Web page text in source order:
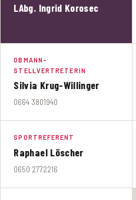
LAbg. Ingrid Korosec
OBMANN-
STELLVERTRETERIN
Silvia Krug-Willinger
0664 3801940
SPORTREFERENT
Raphael Löscher
0650 2772216